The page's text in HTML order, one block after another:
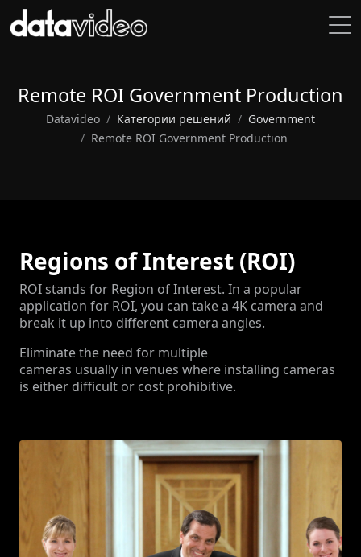
Remote ROI Government Production
Datavideo Категории решений
Government
Remote ROI Government Production
Regions of Interest (ROI)
ROI stands for Region of Interest. In a popular
application for ROI, you can take a 4K camera and
break it up into different camera angles.
Eliminate the need for multiple
cameras usually in venues where installing cameras
is either difficult or cost prohibitive.